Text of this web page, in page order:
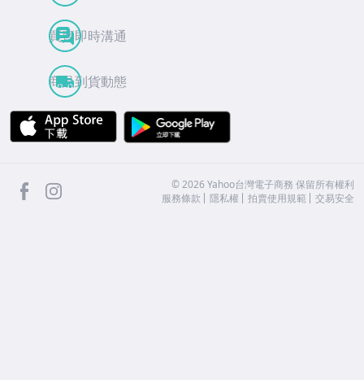
買賣即時溝通
商品到貨動態
APP Store
facebook ©2026 Yahoo台灣電子商務 保留所有權利
服務條款
隱私權 拍賣使用規範 交易安全